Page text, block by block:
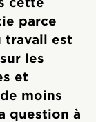
parce
travail est
les
et
moins
question à